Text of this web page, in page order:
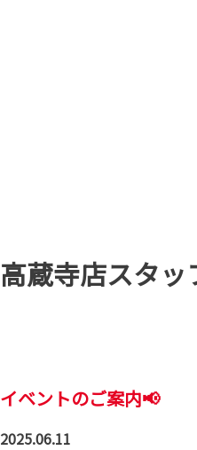
高蔵寺店スタッ
イベントのご案内📢
2025.06.11